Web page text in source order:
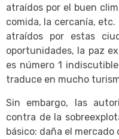
atraídos por el buen
comida, la cercanía,
atraídos por estas
oportunidades, la paz
es número 1
traduce en mucho
Sin embargo, las
contra de la
básico: daña el